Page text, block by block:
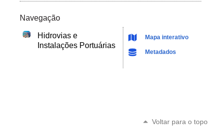
Navegação
Hidrovias e
Instalações Portuárias
Mapa interativo
Metadados
Voltar para o topo